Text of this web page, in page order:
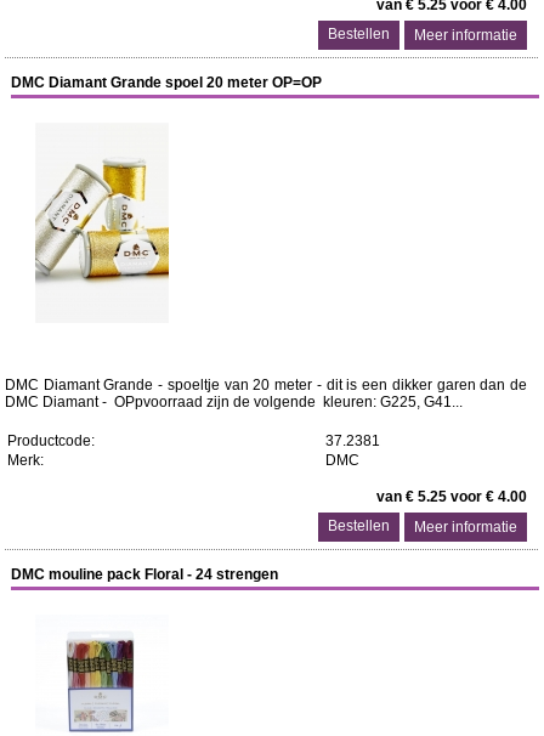
van € 5.25 voor € 4.00
Meer informatie
DMC Diamant Grande spoel 20 meter OP=OP
DMC Diamant Grande - spoeltje van 20 meter - dit is een dikker garen dan de
DMC Diamant - OPpvoorraad zijn de volgende kleuren: G225, G41...
Productcode:
37.2381
Merk:
DMC
van € 5.25 voor € 4.00
Meer informatie
DMC mouline pack Floral - 24 strengen